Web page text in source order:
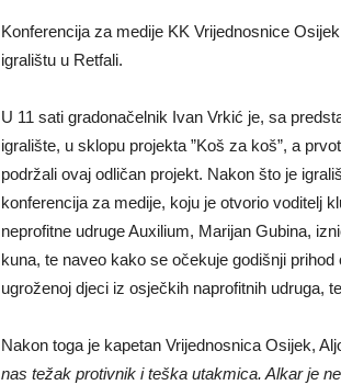
Konferencija za medije KK Vrijednosnice
igralištu u Retfali.
U 11 sati gradonačelnik Ivan Vrkić je, sa
igralište, u sklopu projekta ”Koš za koš”, a
podržali ovaj odličan projekt. Nakon što je
konferencija za medije, koju je otvorio voditelj
neprofitne udruge Auxilium, Marijan Gubina,
kuna, te naveo kako se očekuje godišnji
ugroženoj djeci iz osječkih naprofitnih udruga,
Nakon toga je kapetan Vrijednosnica Osijek,
nas težak protivnik i teška utakmica. Alkar je